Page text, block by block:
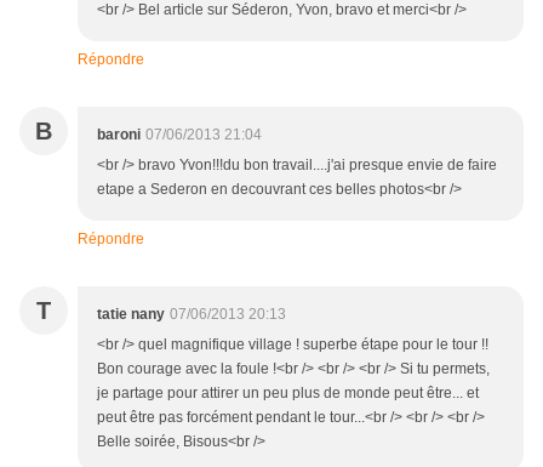
<br /> Bel article sur Séderon, Yvon, bravo et merci<br />
Répondre
B baroni 07/06/2013 21:04
<br /> bravo Yvon!!!du bon travail....j'ai presque envie de faire
etape a Sederon en decouvrant ces belles photos<br />
Répondre
T tatie nany 07/06/2013 20:13
<br /> quel magnifique village ! superbe étape pour le tour !!
Bon courage avec la foule !<br /> <br /> <br /> Si tu permets,
je partage pour attirer un peu plus de monde peut être... et
peut être pas forcément pendant le tour...<br /> <br /> <br />
Belle soirée, Bisous<br />